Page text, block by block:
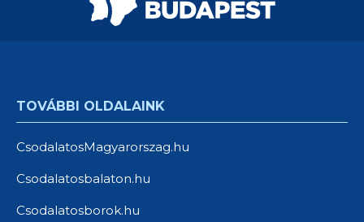
TOVÁBBI OLDALAINK
CsodalatosMagyarorszag.hu
Csodalatosbalaton.hu
Csodalatosborok.hu